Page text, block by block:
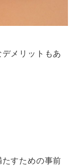
メリットもあ
すための事前